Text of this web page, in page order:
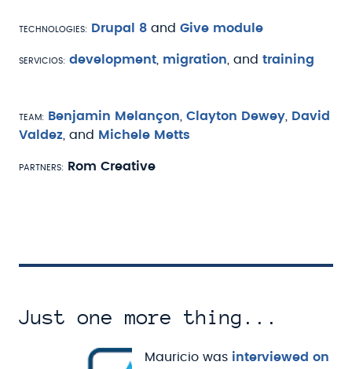
Technologies Drupal 8 and Give module
Servicios development, migration, and training
Team Benjamin Melançon, Clayton Dewey, David
Valdez, and Michele Metts
Partners Rom Creative
Just one more thing...
Mauricio was interviewed on